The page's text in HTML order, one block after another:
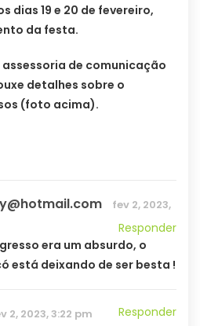
dias 19 e 20 de fevereiro,
da festa.
de comunicação
detalhes sobre o
(foto acima).
fev 2, 2023,
Responder
era um absurdo, o
está deixando de ser besta !
2, 2023, 3:22 pm
Responder